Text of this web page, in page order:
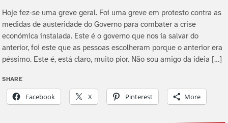
Hoje fez-se uma greve geral. Foi uma greve em protesto contra as
medidas de austeridade do Governo para combater a crise
económica instalada. Este é o governo que nos ia salvar do
anterior, foi este que as pessoas escolheram porque o anterior era
péssimo. Este é, está claro, muito pior. Não sou amigo da ideia […]
SHARE
Facebook X Pinterest More